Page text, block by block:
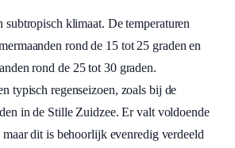
subtropisch klimaat. De temperaturen
rond de 15 tot 25 graden en
rond de 25 tot 30 graden.
typisch regenseizoen, zoals bij de
in de Stille Zuidzee. Er valt voldoende
dit is behoorlijk evenredig verdeeld